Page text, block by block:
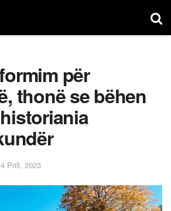
për
thonë se bëhen
4 Prill, 2023